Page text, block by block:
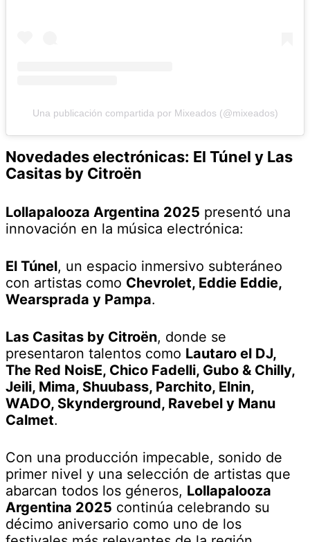
Una publicación compartida por Mixeados (@mixeados)
Novedades electrónicas: El Túnel y Las
Casitas by Citroën
Lollapalooza Argentina 2025 presentó una
innovación en la música electrónica:
El Túnel, un espacio inmersivo subteráneo
con artistas como Chevrolet, Eddie Eddie,
Wearsprada y Pampa.
Las Casitas by Citroën, donde se
presentaron talentos como Lautaro el DJ,
The Red NoisE, Chico Fadelli, Gubo & Chilly,
Jeili, Mima, Shuubass, Parchito, Elnin,
WADO, Skynderground, Ravebel y Manu
Calmet.
Con una producción impecable, sonido de
primer nivel y una selección de artistas que
abarcan todos los géneros, Lollapalooza
Argentina 2025 continúa celebrando su
décimo aniversario como uno de los